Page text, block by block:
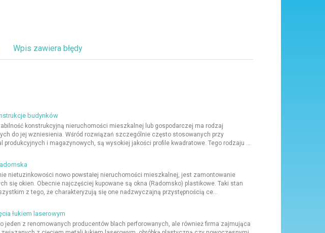
Wpis zawiera błędy
budynków
konstrukcyjną nieruchomości mieszkalnej lub gospodarczej ma rodzaj
do jej wzniesienia. Wśród rozwiązań szczególnie często stosowanych przy
produkcyjnych i magazynowych, są wysokiej jakości profile kwadratowe. Tego rodzaju ...
nietuzinkowości nowo powstałej nieruchomości mieszkalnej, jest zamontowanie
się okien. Obecnie najczęściej kupowane są okna (Radomsko) plastikowe. Taki stan
z tego, że charakteryzują się one nadzwyczajną przystępnością ce...
łukiem laserowym
jeden z renomowanych producentów blach perforowanych, ale również firma zajmująca